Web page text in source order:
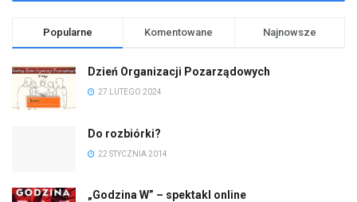
Popularne Komentowane Najnowsze
Dzień Organizacji Pozarządowych
27 LUTEGO 2024
Do rozbiórki?
22 STYCZNIA 2014
„Godzina W” – spektakl online